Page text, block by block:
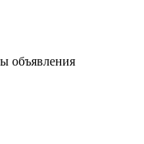
объявления